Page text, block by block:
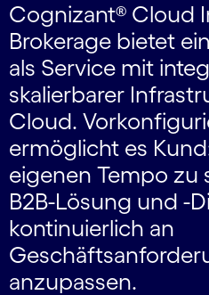
Cognizant® Cloud
Brokerage bietet
als Service mit
skalierbarer
Cloud.
ermöglicht es
eigenen Tempo zu
B2B-Lösung und -
kontinuierlich an
anzupassen.